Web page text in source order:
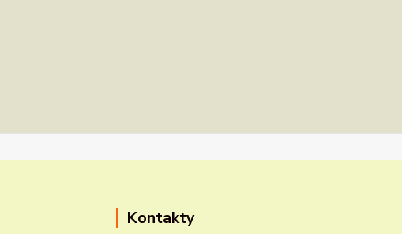
Kontakty